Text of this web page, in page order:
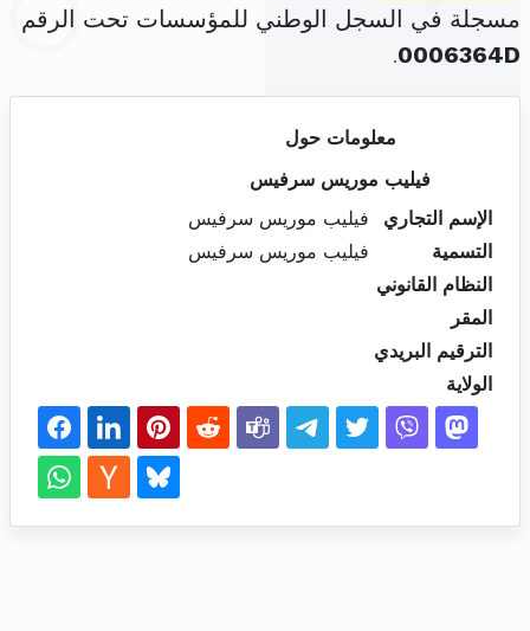
مسجلة في السجل الوطني للمؤسسات تحت الرقم
0006364D
.
معلومات حول
فيليب موريس سرفيس
الإسم التجاري
فيليب موريس سرفيس
التسمية
فيليب موريس سرفيس
النظام القانوني
المقر
الترقيم البريدي
الولاية